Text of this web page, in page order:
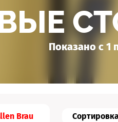
Показано с 1
Brau